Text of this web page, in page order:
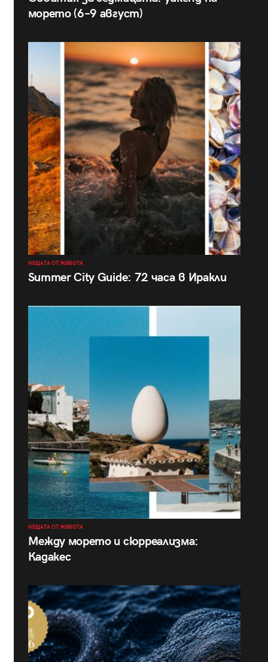
морето (6–9 август)
НЕЩАТА ОТ ЖИВОТА
Summer City Guide: 72 часа в Иракли
НЕЩАТА ОТ ЖИВОТА
Между морето и сюрреализма:
Кадакес